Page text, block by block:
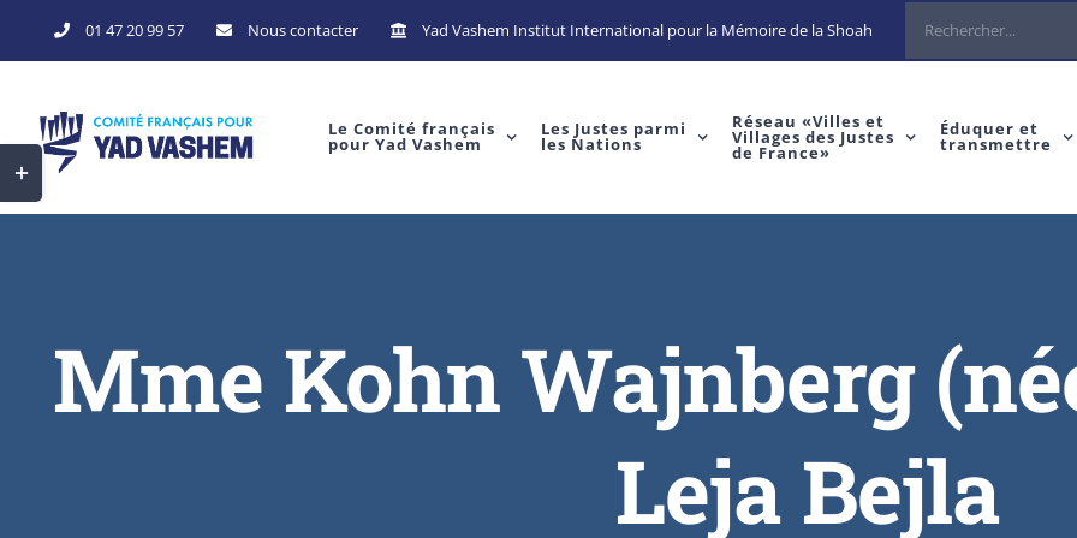
to
01 47 20 99 57 Nous contacter Yad Vashem Institut International pour la Mémoire de la Shoah Rechercher
Le Comité français
pour Yad Vashem
Les Justes parmi
les Nations
Réseau «Villes et
Villages des Justes
de France»
Éduquer et
transmettre
Mme Kohn Wajnberg
Leja Bejla
Toggle
Sliding